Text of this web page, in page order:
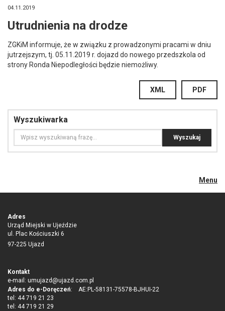
04.11.2019
Utrudnienia na drodze
ZGKiM informuje, że w związku z prowadzonymi pracami w dniu
jutrzejszym, tj. 05.11.2019 r. dojazd do nowego przedszkola od
strony Ronda Niepodległości będzie niemożliwy.
PDF
XML
Wyszukiwarka
Menu
Adres
Urząd Miejski w Ujeździe
ul. Plac Kościuszki 6
97-225 Ujazd
Kontakt
e-mail: umujazd@ujazd.com.pl
Adres do e-Doręczeń: AE:PL-58131-75578-BJHUI-22
tel: 44 719 21 23
tel: 44 719 21 29